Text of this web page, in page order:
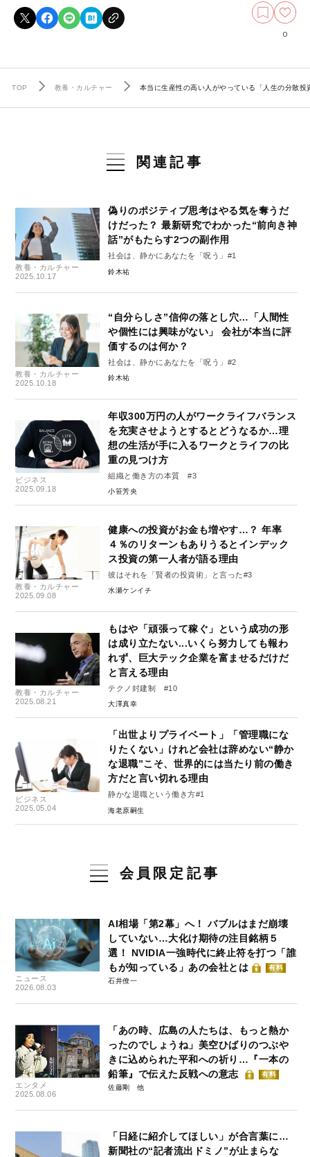
0
TOP 教養・カルチャー 本当に生産性の高い人がやっている「人生の分散投
関連記事
教養・カルチャー
2025.10.17
偽りのポジティブ思考はやる気を奪うだ
けだった？ 最新研究でわかった“前向き神
話”がもたらす2つの副作用
社会は、静かにあなたを「呪う」#1
鈴木祐
教養・カルチャー
2025.10.18
“自分らしさ”信仰の落とし穴…「人間性
や個性には興味がない」 会社が本当に評
価するのは何か？
社会は、静かにあなたを「呪う」#2
鈴木祐
ビジネス
2025.09.18
年収300万円の人がワークライフバランス
を充実させようとするとどうなるか…理
想の生活が手に入るワークとライフの比
重の見つけ方
組織と働き方の本質 #3
小笹芳央
教養・カルチャー
2025.09.08
健康への投資がお金も増やす…？ 年率
４％のリターンもありうるとインデック
ス投資の第一人者が語る理由
彼はそれを「賢者の投資術」と言った#3
水瀬ケンイチ
教養・カルチャー
2025.08.21
もはや「頑張って稼ぐ」という成功の形
は成り立たない...いくら努力しても報わ
れず、巨大テック企業を富ませるだけだ
と言える理由
テクノ封建制 #10
大澤真幸
ビジネス
2025.05.04
「出世よりプライベート」「管理職にな
りたくない」けれど会社は辞めない“静か
な退職”こそ、世界的には当たり前の働き
方だと言い切れる理由
静かな退職という働き方#1
海老原嗣生
会員限定記事
ニュース
2026.08.03
AI相場「第2幕」へ！ バブルはまだ崩壊
していない…大化け期待の注目銘柄５
選！ NVIDIA一強時代に終止符を打つ「誰
もが知っている」あの会社とは
有料
石井僚一
エンタメ
2025.08.06
「あの時、広島の人たちは、もっと熱か
ったのでしょうね」美空ひばりのつぶや
きに込められた平和への祈り…『一本の
鉛筆』で伝えた反戦への意志
有料
佐藤剛
「日経に紹介してほしい」が合言葉に…
新聞社の“記者流出ドミノ”が止まらな